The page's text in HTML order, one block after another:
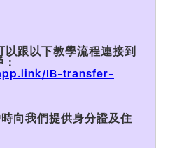
跟以下教學流程連接到
IB-transfer-
向我們提供身分證及住